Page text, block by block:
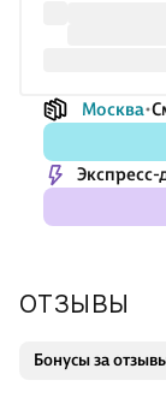
Москва
Экспресс-
ОТЗЫВЫ
Бонусы за